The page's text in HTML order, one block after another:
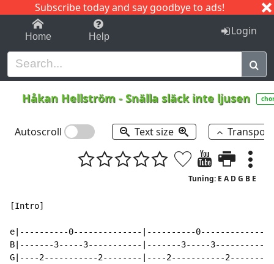
Subscribe today and say goodbye to ads!
1-9 C I J
Home Help Login
Håkan Hellström -Snälla släck inte ljusen
Autoscroll Text size
Tuning: E A D G B E
[Intro]
e|----------0--------------|----------
B|-------3-----3-----------|-------3-----
G|----2-----------2--------|----2-----------